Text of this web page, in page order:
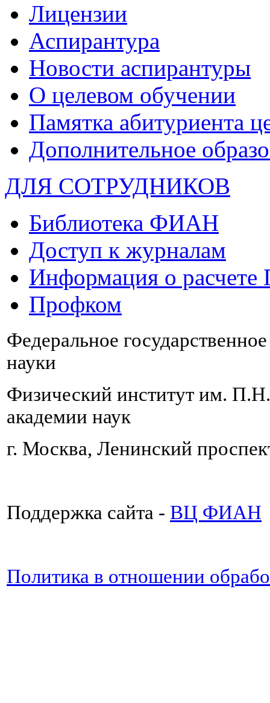
Лицензии
Аспирантура
Новости аспирантуры
О целевом обучении
Памятка абитуриента
Дополнительное
ДЛЯ СОТРУДНИКОВ
Библиотека ФИАН
Доступ к журналам
Информация о
Профком
Федеральное
науки
Физический институт им.
академии наук
г. Москва, Ленинский
Поддержка сайта - ВЦ ФИАН
Политика в отношении